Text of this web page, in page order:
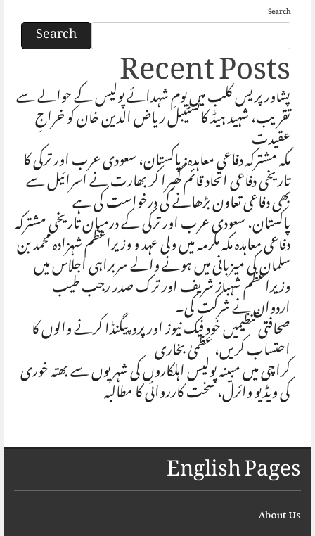
Search
Search Recent Posts
پشاور پریس کلب میں یومِ شہدائے پولیس کے حوالے سے
تقریب، شہید ہیڈ کانسٹیبل ریاض الدین خان کو خراجِ
عقیدت
مکہ مشترکہ دفاعی معاہدہ: پاکستان، سعودی عرب اور ترکی کا
تاریخی دفاعی اتحاد قائم گھبرا کر بھارت نے اسرائیل سے
بھی دفاعی تعاون بڑھانے کی درخواست کی ہے
پاکستان، سعودی عرب اور ترکی کے درمیان تاریخی مشترکہ
دفاعی معاہدہ مکہ مکرمہ میں ولی عہد و وزیراعظم شہزادہ محمد بن
سلمان کی میزبانی میں ہونے والے سربراہی اجلاس میں
وزیراعظم شہباز شریف اور ترک صدر رجب طیب
اردوان نے شرکت کی۔
صحافتی تنظیمیں خود فیک نیوز اور پروپیگنڈا کرنے والوں کا
احتساب کریں، عظمیٰ بخاری
کراچی میں مبینہ پولیس اہلکاروں کی شہریوں سے بھتہ خوری
کی ویڈیو وائرل، سخت کارروائی کا مطالبہ
English Pages
About Us